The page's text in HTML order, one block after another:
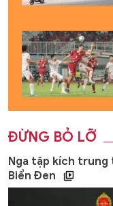
ĐỪNG BỎ LỠ
Nga tập kích trung
Biển Đen